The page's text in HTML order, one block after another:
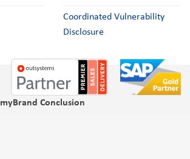
Coordinated Vulnerability
Disclosure
myBrand Conclusion